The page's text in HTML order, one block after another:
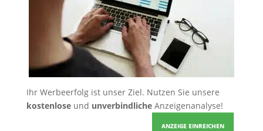
Ihr Werbeerfolg ist unser Ziel. Nutzen Sie unsere
kostenloseund unverbindlicheAnzeigenanalyse!
ANZEIGE EINREICHEN